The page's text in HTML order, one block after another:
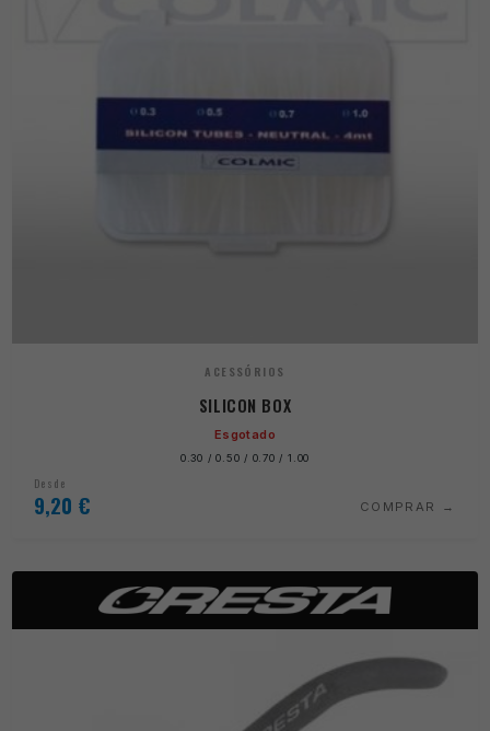
ACESSÓRIOS
SILICON BOX
Esgotado
0.30 / 0.50 / 0.70 / 1.00
Desde
9,20 € COMPRAR